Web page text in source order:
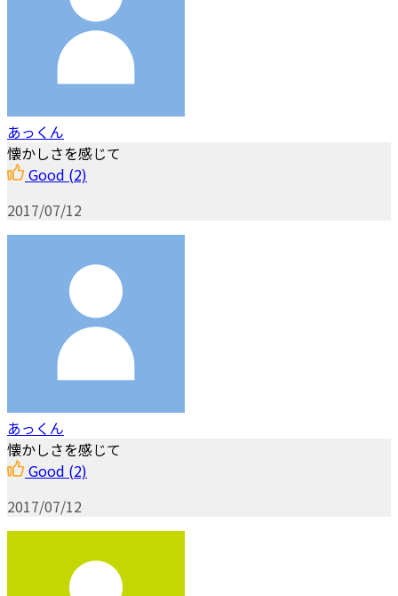
あっくん
懐かしさを感じて
Good (2)
2017/07/12
あっくん
懐かしさを感じて
Good (2)
2017/07/12